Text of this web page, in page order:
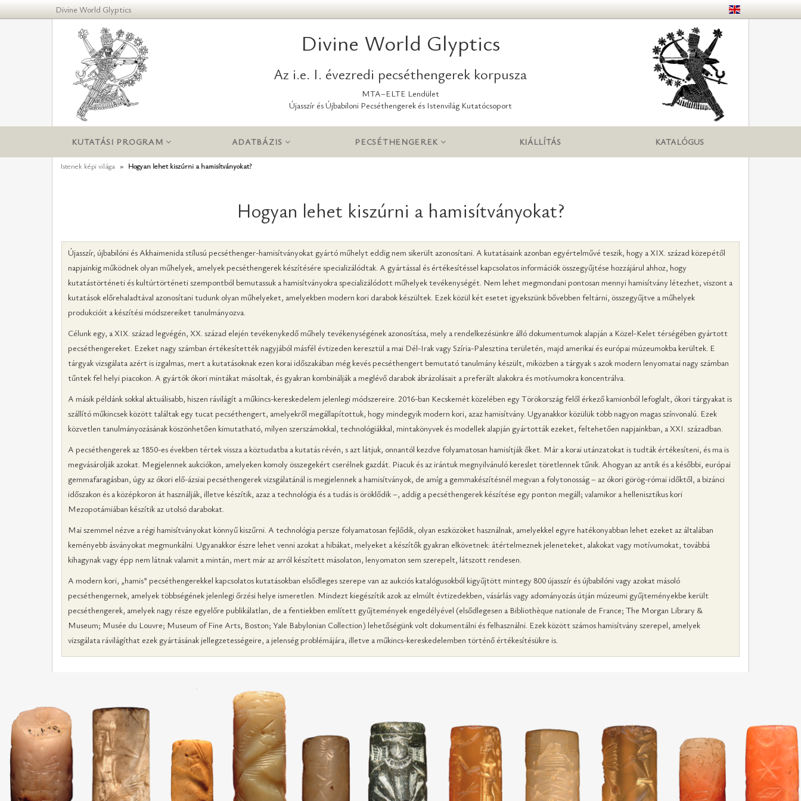
Divine World Glyptics
Divine World Glyptics
Az i.e. I. évezredi pecséthengerek korpusza
MTA–ELTE Lendület
Újasszír és Újbabiloni Pecséthengerek és Istenvilág Kutatócsoport
KUTATÁSI PROGRAM ADATBÁZIS PECSÉTHENGEREK KIÁLLÍTÁS KATALÓGUS
Istenek képi világa Hogyan lehet kiszúrni a hamisítványokat?
Hogyan lehet kiszúrni a hamisítványokat?
Újasszír, újbabilóni és Akhaimenida stílusú pecséthenger-hamisítványokat gyártó műhelyt eddig nem sikerült azonosítani. A kutatásaink azonban egyértelművé teszik, hogy a XIX. század közepétől
napjainkig működnek olyan műhelyek, amelyek pecséthengerek készítésére specializálódtak. A gyártással és értékesítéssel kapcsolatos információk összegyűjtése hozzájárul ahhoz, hogy
kutatástörténeti és kultúrtörténeti szempontból bemutassuk a hamisítványokra specializálódott műhelyek tevékenységét. Nem lehet megmondani pontosan mennyi hamisítvány létezhet, viszont a
kutatások előrehaladtával azonosítani tudunk olyan műhelyeket, amelyekben modern kori darabok készültek. Ezek közül két esetet igyekszünk bővebben feltárni, összegyűjtve a műhelyek
produkcióit a készítési módszereiket tanulmányozva.
Célunk egy, a XIX. század legvégén, XX. század elején tevékenykedő műhely tevékenységének azonosítása, mely a rendelkezésünkre álló dokumentumok alapján a Közel-Kelet térségében gyártott
pecséthengereket. Ezeket nagy számban értékesítették nagyjából másfél évtizeden keresztül a mai Dél-Irak vagy Szíria-Palesztina területén, majd amerikai és európai múzeumokba kerültek. E
tárgyak vizsgálata azért is izgalmas, mert a kutatásoknak ezen korai időszakában még kevés pecséthengert bemutató tanulmány készült, miközben a tárgyak s azok modern lenyomatai nagy számban
tűntek fel helyi piacokon. A gyártók ókori mintákat másoltak, és gyakran kombinálják a meglévő darabok ábrázolásait a preferált alakokra és motívumokra koncentrálva.
A másik példánk sokkal aktuálisabb, hiszen rávilágít a műkincs-kereskedelem jelenlegi módszereire. 2016-ban Kecskemét közelében egy Törökország felől érkező kamionból lefoglalt, ókori tárgyakat is
szállító műkincsek között találtak egy tucat pecséthengert, amelyekről megállapítottuk, hogy mindegyik modern kori, azaz hamisítvány. Ugyanakkor közülük több nagyon magas színvonalú. Ezek
közvetlen tanulmányozásának köszönhetően kimutatható, milyen szerszámokkal, technológiákkal, mintakönyvek és modellek alapján gyártották ezeket, feltehetően napjainkban, a XXI. században.
A pecséthengerek az 1850-es években tértek vissza a köztudatba a kutatás révén, s azt látjuk, onnantól kezdve folyamatosan hamisítják őket. Már a korai utánzatokat is tudták értékesíteni, és ma is
megvásárolják azokat. Megjelennek aukciókon, amelyeken komoly összegekért cserélnek gazdát. Piacuk és az irántuk megnyilvánuló kereslet töretlennek tűnik. Ahogyan az antik és a későbbi, európai
gemmafaragásban, úgy az ókori elő-ázsiai pecséthengerek vizsgálatánál is megjelennek a hamisítványok, de amíg a gemmakészítésnél megvan a folytonosság – az ókori görög-római időktől, a bizánci
időszakon és a középkoron át használják, illetve készítik, azaz a technológia és a tudás is öröklődik –, addig a pecséthengerek készítése egy ponton megáll; valamikor a hellenisztikus kori
Mezopotámiában készítik az utolsó darabokat.
Mai szemmel nézve a régi hamisítványokat könnyű kiszűrni. A technológia persze folyamatosan fejlődik, olyan eszközöket használnak, amelyekkel egyre hatékonyabban lehet ezeket az általában
keményebb ásványokat megmunkálni. Ugyanakkor észre lehet venni azokat a hibákat, melyeket a készítők gyakran elkövetnek: átértelmeznek jeleneteket, alakokat vagy motívumokat, továbbá
kihagynak vagy épp nem látnak valamit a mintán, mert már az arról készített másolaton, lenyomaton sem szerepelt, látszott rendesen.
A modern kori, „hamis” pecséthengerekkel kapcsolatos kutatásokban elsődleges szerepe van az aukciós katalógusokból kigyűjtött mintegy 800 újasszír és újbabilóni vagy azokat másoló
pecséthengernek, amelyek többségének jelenlegi őrzési helye ismeretlen. Mindezt kiegészítik azok az elmúlt évtizedekben, vásárlás vagy adományozás útján múzeumi gyűjteményekbe került
pecséthengerek, amelyek nagy része egyelőre publikálatlan, de a fentiekben említett gyűjtemények engedélyével (elsődlegesen a Bibliothèque nationale de France; The Morgan Library &
Museum; Musée du Louvre; Museum of Fine Arts, Boston; Yale Babylonian Collection) lehetőségünk volt dokumentálni és felhasználni. Ezek között számos hamisítvány szerepel, amelyek
vizsgálata rávilágíthat ezek gyártásának jellegzetességeire, a jelenség problémájára, illetve a műkincs-kereskedelemben történő értékesítésükre is.